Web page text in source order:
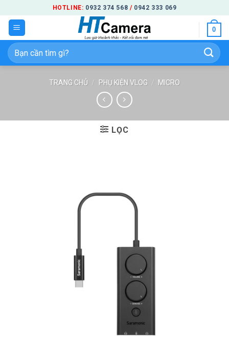
qua
nội
dung
HOTLINE: 0932 374 568 / 0942 333 069
0
Tìm
kiếm:
TRANG CHỦ / PHỤ KIỆN VLOG / MICRO
LỌC